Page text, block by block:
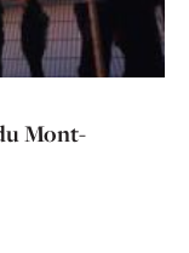
Mont-